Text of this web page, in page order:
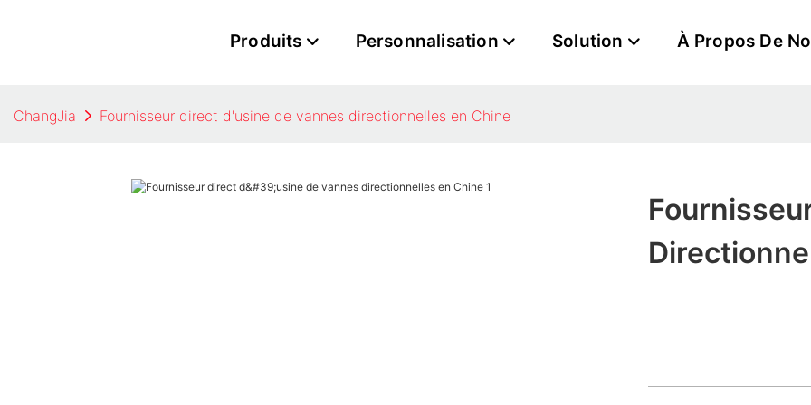
Produits Personnalisation Solution À Propos De
ChangJia Fournisseur direct d'usine de vannes directionnelles en Chine